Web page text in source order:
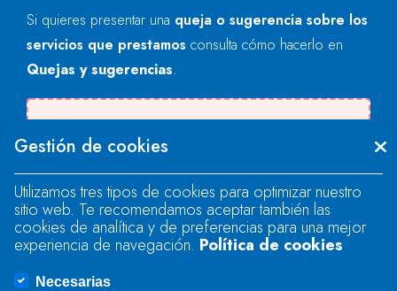
Si quieres presentar una queja o sugerencia sobre los
servicios que prestamos consulta cómo hacerlo en
Quejas y sugerencias.
"text" field.
There was an error when loading the
"text" field.
Gestión de cookies
Utilizamos tres tipos de cookies para optimizar nuestro
sitio web. Te recomendamos aceptar también las
cookies de analítica y de preferencias para una mejor
experiencia de navegación. Política de cookies
Necesarias